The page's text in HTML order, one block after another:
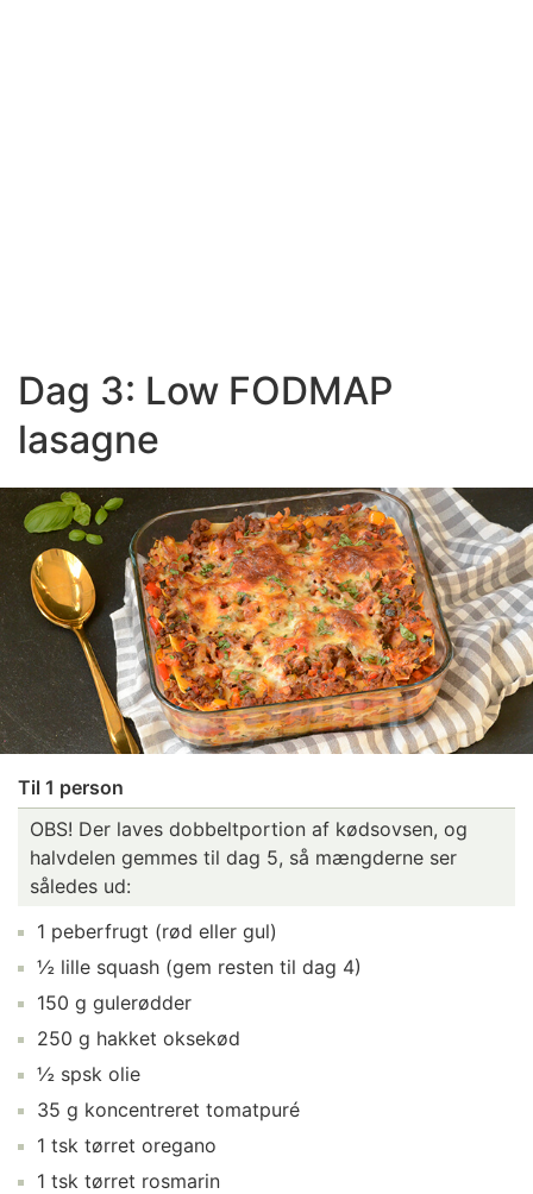
Dag 3: Low FODMAP
lasagne
Til 1 person
OBS! Der laves dobbeltportion af kødsovsen, og
halvdelen gemmes til dag 5, så mængderne ser
således ud:
1 peberfrugt (rød eller gul)
½ lille squash (gem resten til dag 4)
150 g gulerødder
250 g hakket oksekød
½ spsk olie
35 g koncentreret tomatpuré
1 tsk tørret oregano
1 tsk tørret rosmarin